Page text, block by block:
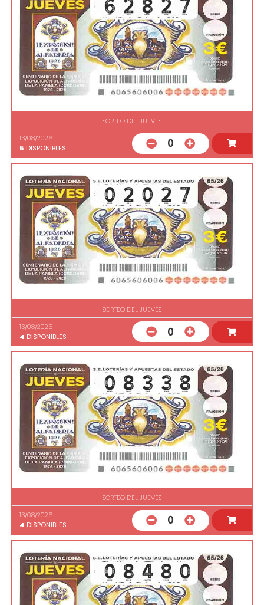
SORTEO DEL JUEVES
13/08/2026
5 DISPONIBLES 0
SORTEO DEL JUEVES
13/08/2026
4 DISPONIBLES 0
SORTEO DEL JUEVES
13/08/2026
4 DISPONIBLES 0